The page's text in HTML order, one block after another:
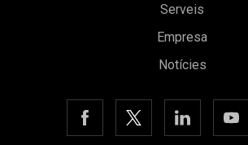
Serveis
Empresa
Notícies